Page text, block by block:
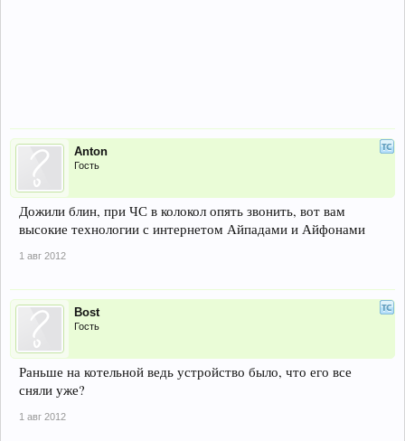
Anton
Гость
Дожили блин, при ЧС в колокол опять звонить, вот вам
высокие технологии с интернетом Айпадами и Айфонами
1 авг 2012
Bost
Гость
Раньше на котельной ведь устройство было, что его все
сняли уже?
1 авг 2012